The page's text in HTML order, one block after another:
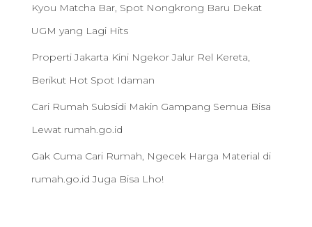
Kyou Matcha Bar, Spot Nongkrong Baru Dekat
UGM yang Lagi Hits
Properti Jakarta Kini Ngekor Jalur Rel Kereta,
Berikut Hot Spot Idaman
Cari Rumah Subsidi Makin Gampang Semua Bisa
Lewat rumah.go.id
Gak Cuma Cari Rumah, Ngecek Harga Material di
rumah.go.id Juga Bisa Lho!